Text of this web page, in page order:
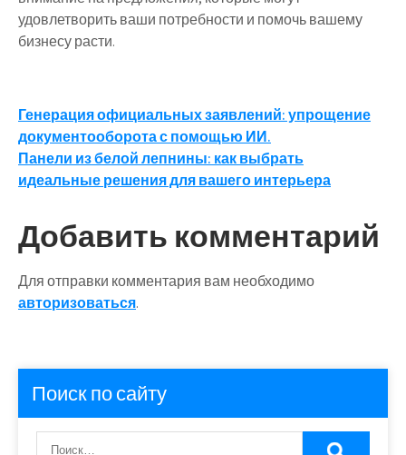
удовлетворить ваши потребности и помочь вашему
бизнесу расти.
Навигация
по
записям
Генерация официальных заявлений: упрощение
документооборота с помощью ИИ.
Панели из белой лепнины: как выбрать
идеальные решения для вашего интерьера
Добавить комментарий
Для отправки комментария вам необходимо
авторизоваться.
Поиск по сайту